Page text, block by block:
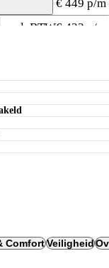
€ 449 p/m
excl. BTW€ 433 p/m
ComfortVeiligheid